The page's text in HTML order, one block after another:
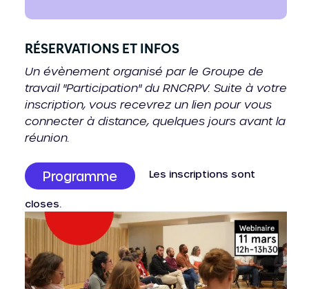
RÉSERVATIONS ET INFOS
Un évènement organisé par le Groupe de
travail "Participation" du RNCRPV. Suite à votre
inscription, vous recevrez un lien pour vous
connecter à distance, quelques jours avant la
réunion.
Programme Les inscriptions sont
closes.